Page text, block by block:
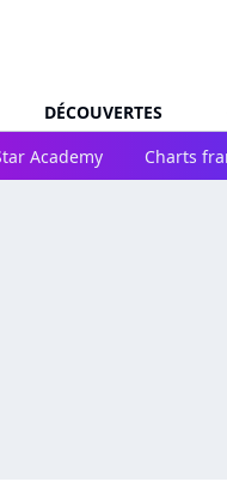
DÉCOUVERTES
Academy Charts